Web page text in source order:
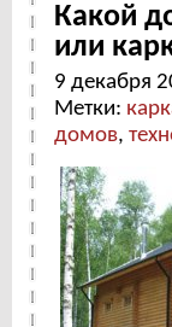
Какой
или
9 декабря
Метки:
домов,